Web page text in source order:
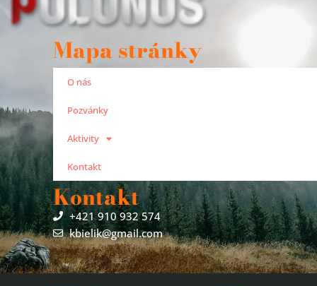
Mapa stránky
O nás
Pozvánky
Aktivity
Kontakt
Kontakt
+421 910 932 574
kbielik@gmail.com